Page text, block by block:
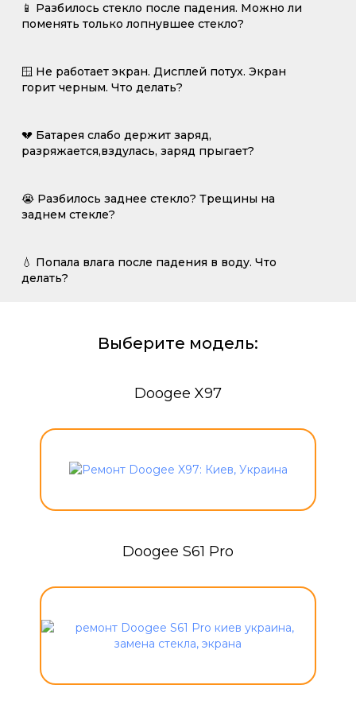
📱 Разбилось стекло после падения. Можно ли
поменять только лопнувшее стекло?
🪟 Не работает экран. Дисплей потух. Экран
горит черным. Что делать?
💔 Батарея слабо держит заряд,
разряжается,вздулась, заряд прыгает?
😭 Разбилось заднее стекло? Трещины на
заднем стекле?
💧 Попала влага после падения в воду. Что
делать?
Выберите модель:
Doogee X97
Doogee S61 Pro